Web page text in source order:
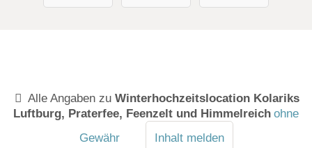
Alle Angaben zuWinterhochzeitslocation Kolariks
Luftburg, Praterfee, Feenzelt und Himmelreich ohne
Gewähr
Inhalt melden